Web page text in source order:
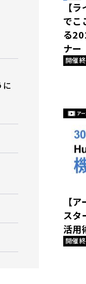
に
【
でこ
る
ナー
開催
【
スタ
活用
開催